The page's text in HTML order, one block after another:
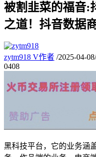
被割韭菜的福音:
之道！抖音数据
zytm918 V作者 /2025-04-08/
0408
黑科技平台，它的业务涵